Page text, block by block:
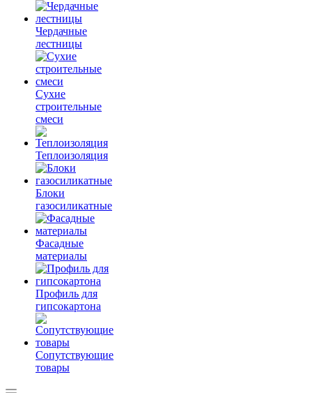
Чердачные
лестницы
Сухие
строительные
смеси
Теплоизоляция
Блоки
газосиликатные
Фасадные
материалы
Профиль для
гипсокартона
Сопутствующие
товары